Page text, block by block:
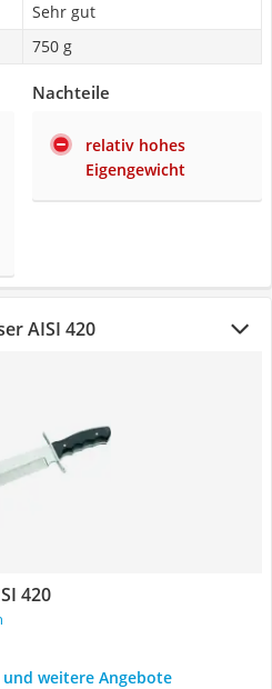
Sehr gut
750 g
Nachteile
relativ hohes
Eigengewicht
AISI 420
420
weitere Angebote